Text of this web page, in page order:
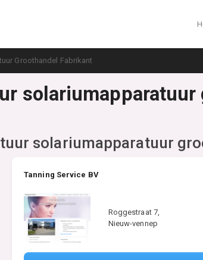
Groothandel Fabrikant
solariumapparatuur
Tanning Service BV
Roggestraat 7,
Nieuw-vennep